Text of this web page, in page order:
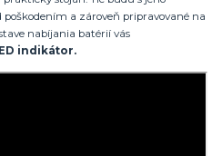
a zároveň pripravované na
nabíjania batérií vás
indikátor.